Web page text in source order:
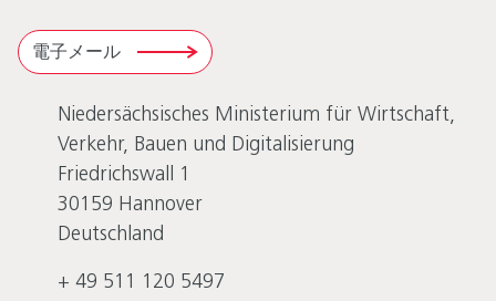
電子メール
Niedersächsisches Ministerium für Wirtschaft,
Verkehr, Bauen und Digitalisierung
Friedrichswall 1
30159 Hannover
Deutschland
+ 49 511 120 5497